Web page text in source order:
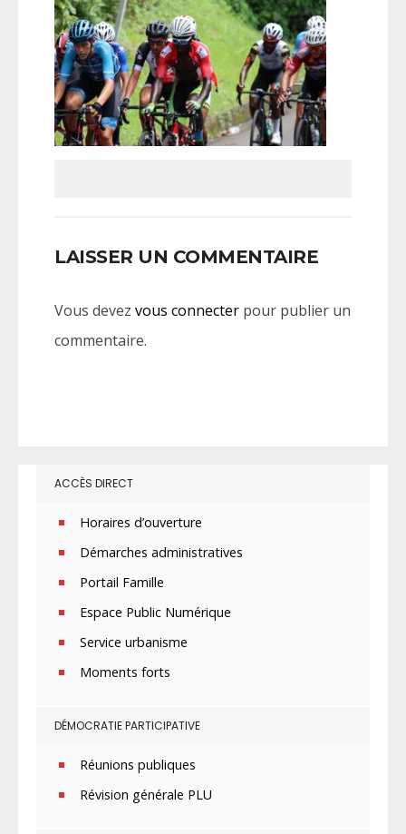
LAISSER UN COMMENTAIRE
Vous devez vous connecter pour publier un
commentaire.
ACCÈS DIRECT
Horaires d’ouverture
Démarches administratives
Portail Famille
Espace Public Numérique
Service urbanisme
Moments forts
DÉMOCRATIE PARTICIPATIVE
Réunions publiques
Révision générale PLU